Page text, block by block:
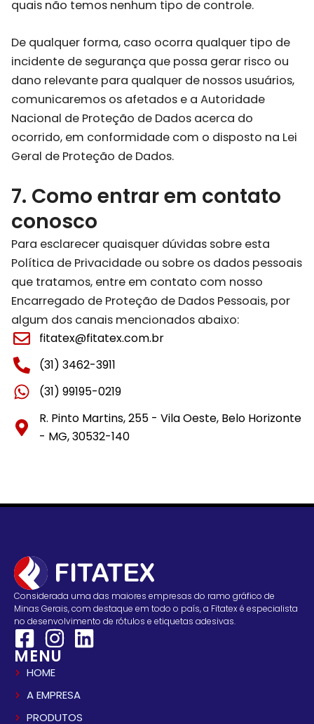
quais não temos nenhum tipo de controle.
De qualquer forma, caso ocorra qualquer tipo de
incidente de segurança que possa gerar risco ou
dano relevante para qualquer de nossos usuários,
comunicaremos os afetados e a Autoridade
Nacional de Proteção de Dados acerca do
ocorrido, em conformidade com o disposto na Lei
Geral de Proteção de Dados.
7. Como entrar em contato
conosco
Para esclarecer quaisquer dúvidas sobre esta
Política de Privacidade ou sobre os dados pessoais
que tratamos, entre em contato com nosso
Encarregado de Proteção de Dados Pessoais, por
algum dos canais mencionados abaixo:
fitatex@fitatex.com.br
(31) 3462-3911
(31) 99195-0219
R. Pinto Martins, 255 - Vila Oeste, Belo Horizonte
- MG, 30532-140
Considerada uma das maiores empresas do ramo gráfico de
Minas Gerais, com destaque em todo o país, a Fitatex é especialista
no desenvolvimento de rótulos e etiquetas adesivas.
MENU
HOME
A EMPRESA
PRODUTOS